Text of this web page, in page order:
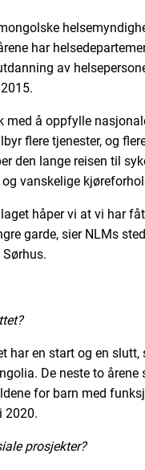
har
av
med å oppfylle
flere tjenester, og
den lange reisen til
vanskelige
håper vi at vi har
garde, sier NLMs
har en start og en slutt,
De neste to årene
for barn med
2020.
prosjekter?